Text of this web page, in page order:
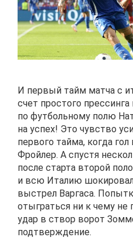
И первый тайм матча с
счет простого
по футбольному полю
на успех! Это чувство
первого тайма, когда гол
Фройлер. А спустя
после старта второй
и всю Италию
выстрел Варгаса.
отыграться ни к чему не
удар в створ ворот
подтверждение.